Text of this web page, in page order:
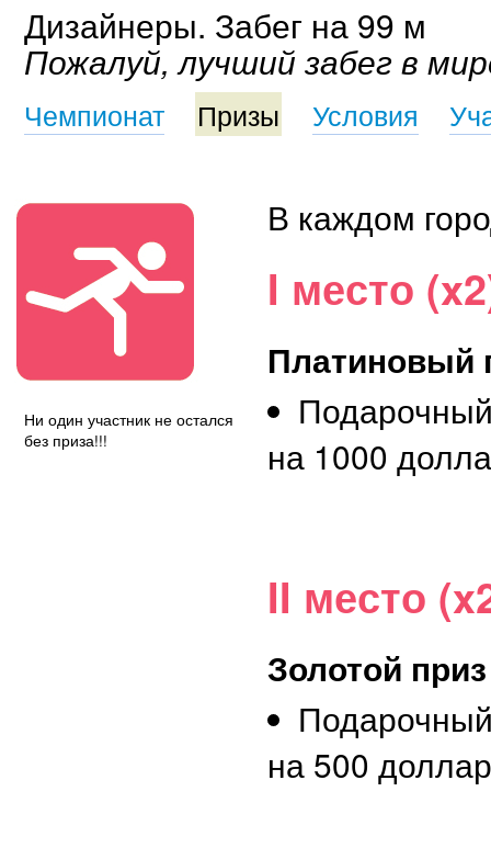
Дизайнеры. Забег на 99 м
Пожалуй, лучший забег в
Чемпионат Призы Условия
Ни один участник не остался
без приза!!!
В каждом
I место
Платиновый
на 1000
II место
Золотой
на 500